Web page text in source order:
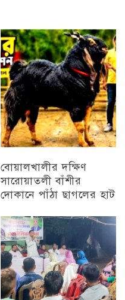
বোয়ালখালীর দক্ষিণ
সারোয়াতলী বাঁশীর
দোকানে পাঁঠা ছাগলের হাট
চট্টগ্রাম